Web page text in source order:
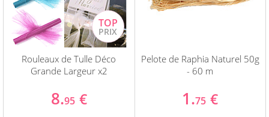
Rouleaux de Tulle Déco
Grande Largeur x2
8.95 €
Pelote de Raphia Naturel 50g
- 60 m
1.75 €